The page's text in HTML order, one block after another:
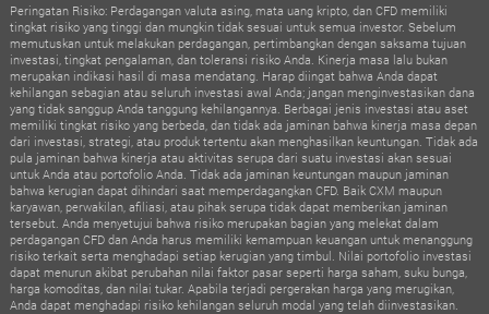
Peringatan Risiko: Perdagangan valuta asing, mata uang kripto, dan CFD memiliki
tingkat risiko yang tinggi dan mungkin tidak sesuai untuk semua investor. Sebelum
memutuskan untuk melakukan perdagangan, pertimbangkan dengan saksama tujuan
investasi, tingkat pengalaman, dan toleransi risiko Anda. Kinerja masa lalu bukan
merupakan indikasi hasil di masa mendatang. Harap diingat bahwa Anda dapat
kehilangan sebagian atau seluruh investasi awal Anda; jangan menginvestasikan dana
yang tidak sanggup Anda tanggung kehilangannya. Berbagai jenis investasi atau aset
memiliki tingkat risiko yang berbeda, dan tidak ada jaminan bahwa kinerja masa depan
dari investasi, strategi, atau produk tertentu akan menghasilkan keuntungan. Tidak ada
pula jaminan bahwa kinerja atau aktivitas serupa dari suatu investasi akan sesuai
untuk Anda atau portofolio Anda. Tidak ada jaminan keuntungan maupun jaminan
bahwa kerugian dapat dihindari saat memperdagangkan CFD. Baik CXM maupun
karyawan, perwakilan, afiliasi, atau pihak serupa tidak dapat memberikan jaminan
tersebut. Anda menyetujui bahwa risiko merupakan bagian yang melekat dalam
perdagangan CFD dan Anda harus memiliki kemampuan keuangan untuk menanggung
risiko terkait serta menghadapi setiap kerugian yang timbul. Nilai portofolio investasi
dapat menurun akibat perubahan nilai faktor pasar seperti harga saham, suku bunga,
harga komoditas, dan nilai tukar. Apabila terjadi pergerakan harga yang merugikan,
Anda dapat menghadapi risiko kehilangan seluruh modal yang telah diinvestasikan.